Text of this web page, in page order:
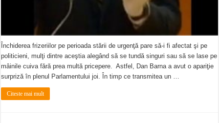
Închiderea frizeriilor pe perioada stării de urgenţă pare să-i fi afectat şi pe
politicieni, mulţi dintre aceştia alegând să se tundă singuri sau să se lase pe
mâinile cuiva fără prea multă pricepere. Astfel, Dan Barna a avut o apariţie
surpriză în plenul Parlamentului joi. În timp ce transmitea un …
Citeste mai mult